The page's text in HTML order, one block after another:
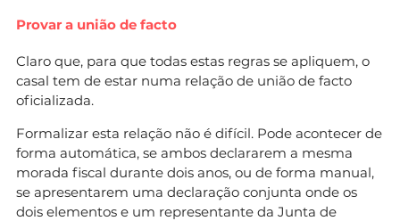
Provar a união de facto
Claro que, para que todas estas regras se apliquem, o
casal tem de estar numa relação de união de facto
oficializada.
Formalizar esta relação não é difícil. Pode acontecer de
forma automática, se ambos declararem a mesma
morada fiscal durante dois anos, ou de forma manual,
se apresentarem uma declaração conjunta onde os
dois elementos e um representante da Junta de